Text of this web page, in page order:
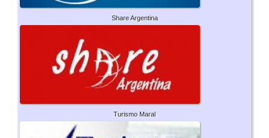
Share Argentina
Turismo Maral